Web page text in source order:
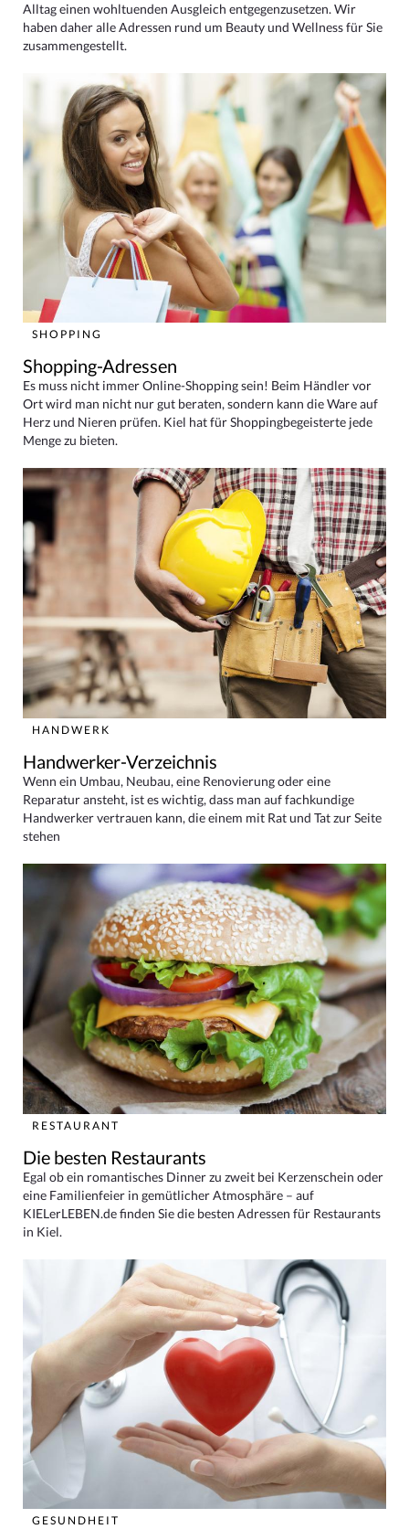
Alltag einen wohltuenden Ausgleich entgegenzusetzen. Wir
haben daher alle Adressen rund um Beauty und Wellness für Sie
zusammengestellt.
SHOPPING
Shopping-Adressen
Es muss nicht immer Online-Shopping sein! Beim Händler vor
Ort wird man nicht nur gut beraten, sondern kann die Ware auf
Herz und Nieren prüfen. Kiel hat für Shoppingbegeisterte jede
Menge zu bieten.
HANDWERK
Handwerker-Verzeichnis
Wenn ein Umbau, Neubau, eine Renovierung oder eine
Reparatur ansteht, ist es wichtig, dass man auf fachkundige
Handwerker vertrauen kann, die einem mit Rat und Tat zur Seite
stehen
RESTAURANT
Die besten Restaurants
Egal ob ein romantisches Dinner zu zweit bei Kerzenschein oder
eine Familienfeier in gemütlicher Atmosphäre – auf
KIELerLEBEN.de finden Sie die besten Adressen für Restaurants
in Kiel.
GESUNDHEIT